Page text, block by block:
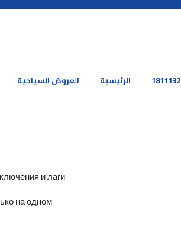
1811132 الرئيسية العروض السياحية
и лаги.
на одном.